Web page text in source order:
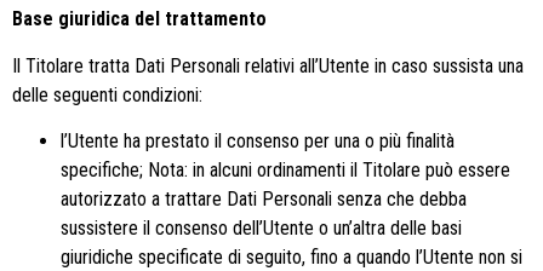
Base giuridica del trattamento
Il Titolare tratta Dati Personali relativi all’Utente in caso sussista una
delle seguenti condizioni:
l’Utente ha prestato il consenso per una o più finalità
specifiche; Nota: in alcuni ordinamenti il Titolare può essere
autorizzato a trattare Dati Personali senza che debba
sussistere il consenso dell’Utente o un’altra delle basi
giuridiche specificate di seguito, fino a quando l’Utente non si